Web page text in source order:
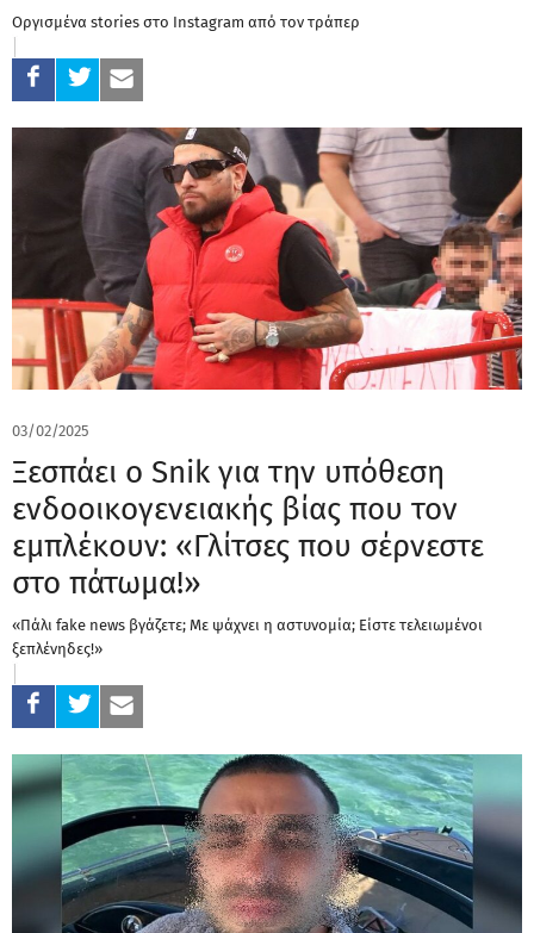
Οργισμένα stories στο Instagram από τον τράπερ
03/02/2025
Ξεσπάει ο Snik για την υπόθεση
ενδοοικογενειακής βίας που τον
εμπλέκουν: «Γλίτσες που σέρνεστε
στο πάτωμα!»
«Πάλι fake news βγάζετε; Με ψάχνει η αστυνομία; Είστε τελειωμένοι
ξεπλένηδες!»